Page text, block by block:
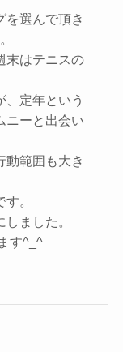
を選んで頂き
末はテニスの
、定年という
ニーと出会い
動範囲も大き
。
ました。
す^_^